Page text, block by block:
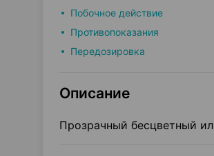
Побочное действие
Противопоказания
Передозировка
Описание
Прозрачный бесцветный